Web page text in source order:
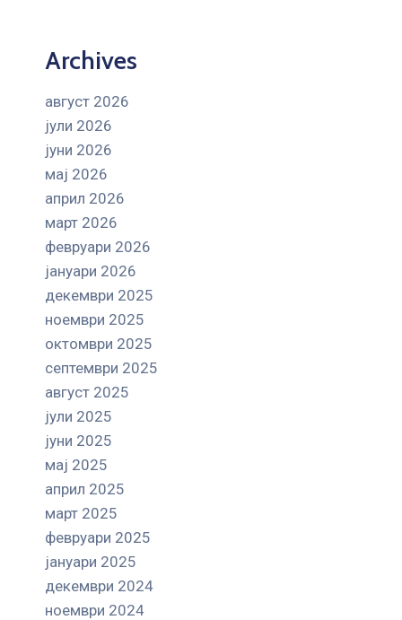
Archives
август 2026
јули 2026
јуни 2026
мај 2026
април 2026
март 2026
февруари 2026
јануари 2026
декември 2025
ноември 2025
октомври 2025
септември 2025
август 2025
јули 2025
јуни 2025
мај 2025
април 2025
март 2025
февруари 2025
јануари 2025
декември 2024
ноември 2024